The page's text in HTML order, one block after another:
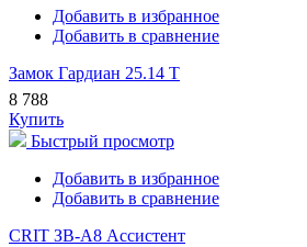
Добавить в избранное
Добавить в сравнение
Замок Гардиан 25.14 Т
8 788
Купить
Быстрый просмотр
Добавить в избранное
Добавить в сравнение
CRIT ЗВ-А8 Ассистент